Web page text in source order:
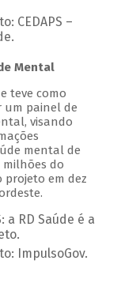
CEDAPS –
Mental
teve como
um painel de
visando
mental de
milhões do
projeto em dez
a RD Saúde é a
ImpulsoGov.